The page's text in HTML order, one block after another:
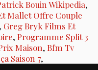
Bouin Wikipedia,
Mallet Offre Couple
Greg Bryk Films Et
, Programme Split 3
Maison, Bfm Tv
Saison 7,